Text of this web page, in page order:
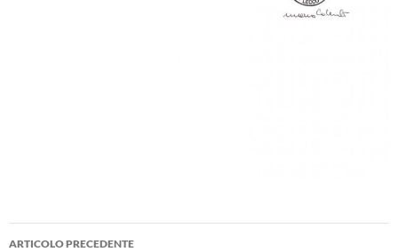
Navigazione
ARTICOLO PRECEDENTE